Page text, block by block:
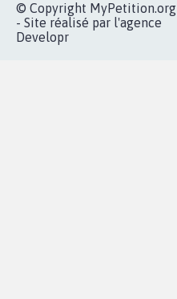
© Copyright MyPetition.org
- Site réalisé par l'agence
Developr